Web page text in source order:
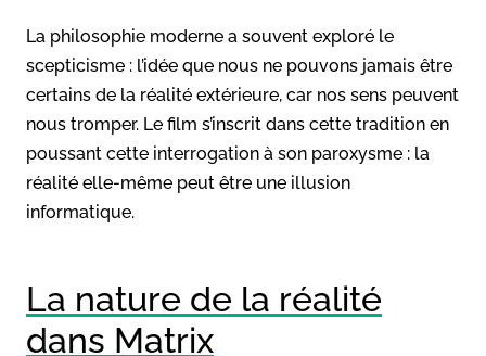
La philosophie moderne a souvent exploré le
scepticisme : l’idée que nous ne pouvons jamais être
certains de la réalité extérieure, car nos sens peuvent
nous tromper. Le film s’inscrit dans cette tradition en
poussant cette interrogation à son paroxysme : la
réalité elle-même peut être une illusion
informatique.
La nature de la réalité
dans Matrix